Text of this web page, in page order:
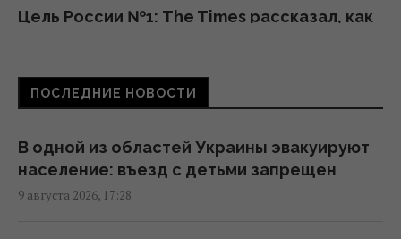
Цель России №1: The Times рассказал, как
13:55 воскресенье, 09 августа 2026
Не "костыли", не "коляска" и не "носилки":
как правильно говорить на украинском
языке, – филолог
ПОСЛЕДНИЕ НОВОСТИ
В одной из областей Украины эвакуируют
население: въезд с детьми запрещен
9 августа 2026, 17:28